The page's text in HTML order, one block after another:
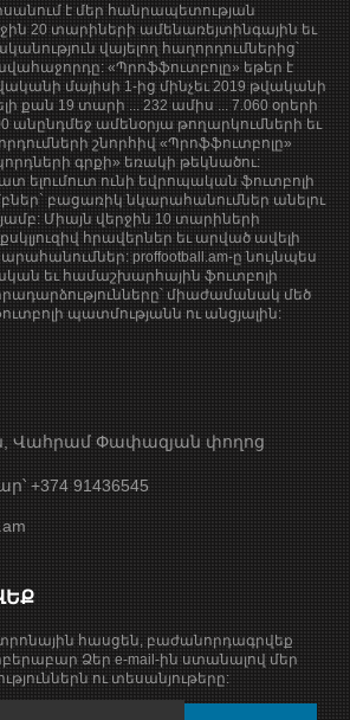
է մեր հանրապետության
20 տարիների ամենառեյտինգային եւ
վայելող հաղորդումներից՝
«Պրոֆֆուտբոլը» եթեր է
մայիսի 1-ից մինչեւ 2019 թվականի
քան 19 տարի ... 232 ամիս ... 7.060 օրերի
անընդմեջ ամենօրյա թողարկումների եւ
շնորհիվ «Պրոֆֆուտբոլը»
գրքի» եռակի թեկնածու:
ելումուտ ունի եվրոպական ֆուտբոլի
բացառիկ նկարահանումներ անելու
Միայն վերջին 10 տարիների
հրավերներ եւ արված ավելի
proffootball.am-ը նույնպես
եւ համաշխարհային ֆուտբոլի
միաժամանակ մեծ
պատմությանն ու անցյալին:
Վահրամ Փափազյան փողոց
+374 91436545
հասցեն, բաժանորդագրվեք
Ձեր e-mail-ին ստանալով մեր
ու տեսանյութերը: